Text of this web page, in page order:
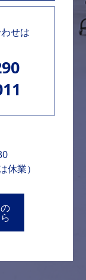
せは
業）